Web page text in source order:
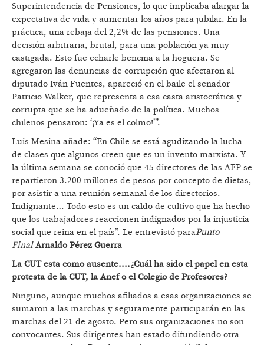
Superintendencia de Pensiones, lo que implicaba alargar la
expectativa de vida y aumentar los años para jubilar. En la
práctica, una rebaja del 2,2% de las pensiones. Una
decisión arbitraria, brutal, para una población ya muy
castigada. Esto fue echarle bencina a la hoguera. Se
agregaron las denuncias de corrupción que afectaron al
diputado Iván Fuentes, apareció en el baile el senador
Patricio Walker, que representa a esa casta aristocrática y
corrupta que se ha adueñado de la política. Muchos
chilenos pensaron: ‘¡Ya es el colmo!’”.
Luis Mesina añade: “En Chile se está agudizando la lucha
de clases que algunos creen que es un invento marxista. Y
la última semana se conoció que 45 directores de las AFP se
repartieron 3.200 millones de pesos por concepto de dietas,
por asistir a una reunión semanal de los directorios.
Indignante… Todo esto es un caldo de cultivo que ha hecho
que los trabajadores reaccionen indignados por la injusticia
social que reina en el país”. Le entrevistó paraPunto
FinalArnaldo Pérez Guerra
La CUT esta como ausente....¿Cuál ha sido el papel en esta
protesta de la CUT, la Anef o el Colegio de Profesores?
Ninguno, aunque muchos afiliados a esas organizaciones se
sumaron a las marchas y seguramente participarán en las
marchas del 21 de agosto. Pero sus organizaciones no son
convocantes. Sus dirigentes han estado difundiendo otra